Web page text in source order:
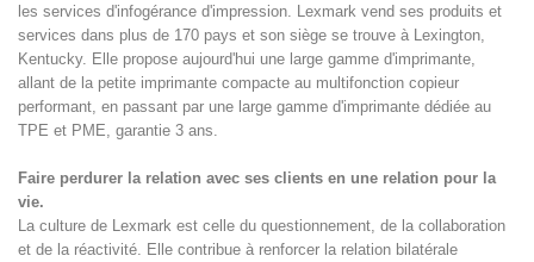
les services d'infogérance d'impression. Lexmark vend ses produits et
services dans plus de 170 pays et son siège se trouve à Lexington,
Kentucky. Elle propose aujourd'hui une large gamme d'imprimante,
allant de la petite imprimante compacte au multifonction copieur
performant, en passant par une large gamme d'imprimante dédiée au
TPE et PME, garantie 3 ans.
Faire perdurer la relation avec ses clients en une relation pour la
vie.
La culture de Lexmark est celle du questionnement, de la collaboration
et de la réactivité. Elle contribue à renforcer la relation bilatérale